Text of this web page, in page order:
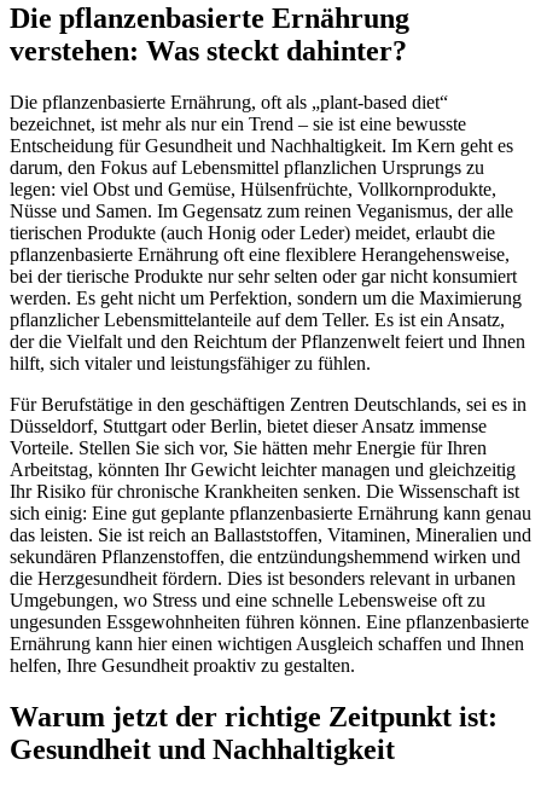
Die pflanzenbasierte Ernährung
verstehen: Was steckt dahinter?
Die pflanzenbasierte Ernährung, oft als „plant-based diet“
bezeichnet, ist mehr als nur ein Trend – sie ist eine bewusste
Entscheidung für Gesundheit und Nachhaltigkeit. Im Kern geht es
darum, den Fokus auf Lebensmittel pflanzlichen Ursprungs zu
legen: viel Obst und Gemüse, Hülsenfrüchte, Vollkornprodukte,
Nüsse und Samen. Im Gegensatz zum reinen Veganismus, der alle
tierischen Produkte (auch Honig oder Leder) meidet, erlaubt die
pflanzenbasierte Ernährung oft eine flexiblere Herangehensweise,
bei der tierische Produkte nur sehr selten oder gar nicht konsumiert
werden. Es geht nicht um Perfektion, sondern um die Maximierung
pflanzlicher Lebensmittelanteile auf dem Teller. Es ist ein Ansatz,
der die Vielfalt und den Reichtum der Pflanzenwelt feiert und Ihnen
hilft, sich vitaler und leistungsfähiger zu fühlen.
Für Berufstätige in den geschäftigen Zentren Deutschlands, sei es in
Düsseldorf, Stuttgart oder Berlin, bietet dieser Ansatz immense
Vorteile. Stellen Sie sich vor, Sie hätten mehr Energie für Ihren
Arbeitstag, könnten Ihr Gewicht leichter managen und gleichzeitig
Ihr Risiko für chronische Krankheiten senken. Die Wissenschaft ist
sich einig: Eine gut geplante pflanzenbasierte Ernährung kann genau
das leisten. Sie ist reich an Ballaststoffen, Vitaminen, Mineralien und
sekundären Pflanzenstoffen, die entzündungshemmend wirken und
die Herzgesundheit fördern. Dies ist besonders relevant in urbanen
Umgebungen, wo Stress und eine schnelle Lebensweise oft zu
ungesunden Essgewohnheiten führen können. Eine pflanzenbasierte
Ernährung kann hier einen wichtigen Ausgleich schaffen und Ihnen
helfen, Ihre Gesundheit proaktiv zu gestalten.
Warum jetzt der richtige Zeitpunkt ist:
Gesundheit und Nachhaltigkeit